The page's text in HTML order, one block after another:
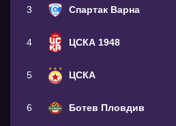
3 Спартак Варна
4 ЦСКА 1948
5 ЦСКА
6 Ботев Пловдив